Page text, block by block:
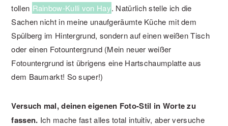
tollen Rainbow-Kulli von Hay. Natürlich stelle ich die
Sachen nicht in meine unaufgeräumte Küche mit dem
Spülberg im Hintergrund, sondern auf einen weißen Tisch
oder einen Fotountergrund (Mein neuer weißer
Fotountergrund ist übrigens eine Hartschaumplatte aus
dem Baumarkt! So super!)
Versuch mal, deinen eigenen Foto-Stil in Worte zu
fassen. Ich mache fast alles total intuitiv, aber versuche